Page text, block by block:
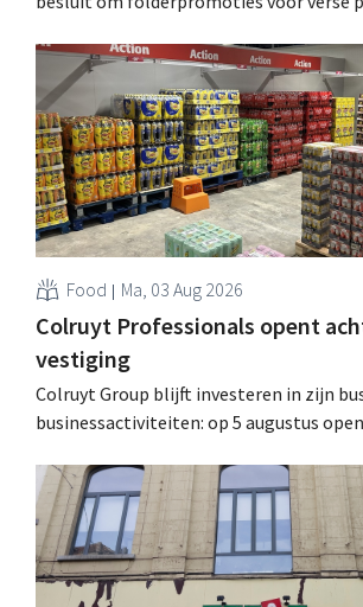
werking treden: "Onze klanten willen
geïnformeerd worden." .
Food Ma, 03 Aug 2026
Colruyt Professionals opent
vestiging
Colruyt Group blijft investeren in zijn
businessactiviteiten: op 5 augustus
winkelformule die zich uitsluitend richt
klanten. .